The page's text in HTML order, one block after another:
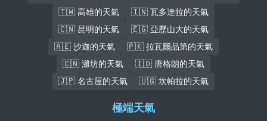
🇹🇼 高雄的天氣
🇮🇳 瓦多達拉的天氣
🇨🇳 昆明的天氣
🇪🇬 亞歷山大的天氣
🇦🇪 沙迦的天氣
🇵🇰 拉瓦爾品第的天氣
🇨🇳 濰坊的天氣
🇮🇩 唐格朗的天氣
🇯🇵 名古屋的天氣
🇺🇬 坎帕拉的天氣
極端天氣